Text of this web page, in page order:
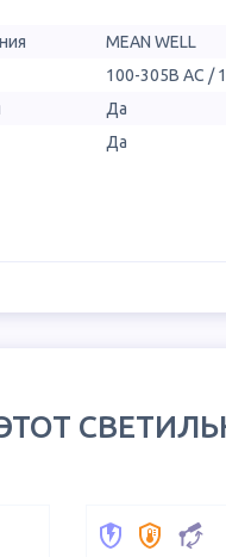
MEAN WELL
100-305В AC /
Да
Да